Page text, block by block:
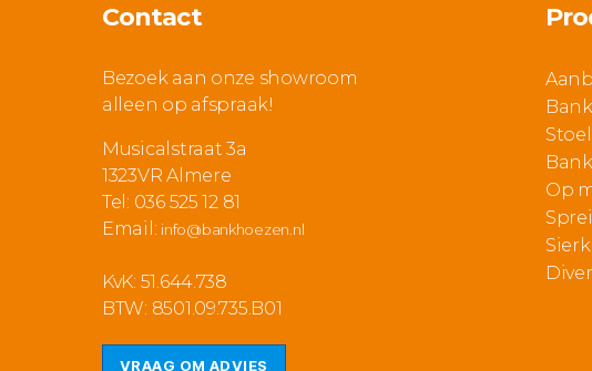
worden
de
productpagina
de
Contact
Bezoek aan onze showroom
alleen op afspraak!
Musicalstraat 3a
1323VR Almere
Tel: 036 525 12 81
Email: info@bankhoezen.nl
KvK: 51.644.738
BTW: 8501.09.735.B01
VRAAG OM ADVIES
Op